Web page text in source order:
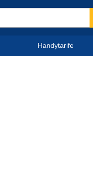
Handytarife